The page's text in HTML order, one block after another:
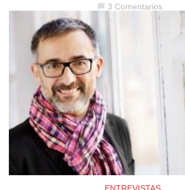
3 Comentarios